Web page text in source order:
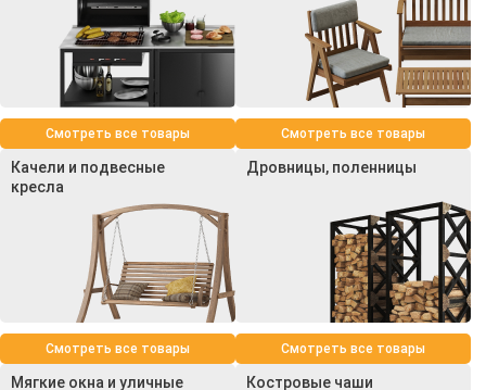
Смотреть все товары Смотреть все товары
Качели и подвесные
кресла
Смотреть все товары
Дровницы, поленницы
Смотреть все товары
Мягкие окна и уличные
Костровые чаши